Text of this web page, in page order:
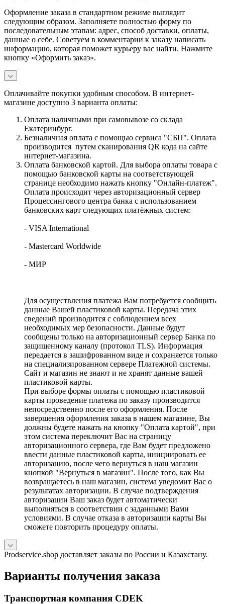
Оформление заказа в стандартном режиме выглядит
следующим образом. Заполняете полностью форму по
последовательным этапам: адрес, способ доставки, оплаты,
данные о себе. Советуем в комментарии к заказу написать
информацию, которая поможет курьеру вас найти. Нажмите
кнопку «Оформить заказ».
Оплачивайте покупки удобным способом. В интернет-
магазине доступно 3 варианта оплаты:
Оплата наличными при самовывозе со склада
Екатеринбург.
Безналичная оплата с помощью сервиса "СБП". Оплата
производится путем сканирования QR кода на сайте
интернет-магазина.
Оплата банковской картой. Для выбора оплаты товара с
помощью банковской карты на соответствующей
странице необходимо нажать кнопку "Онлайн-платеж".
Оплата происходит через авторизационный сервер
Процессингового центра банка с использованием
банковских карт следующих платёжных систем:
- VISA International
- Mastercard Worldwide
- МИР
Для осуществления платежа Вам потребуется сообщить
данные Вашей пластиковой карты. Передача этих
сведений производится с соблюдением всех
необходимых мер безопасности. Данные будут
сообщены только на авторизационный сервер Банка по
защищенному каналу (протокол TLS). Информация
передается в зашифрованном виде и сохраняется только
на специализированном сервере Платежной системы.
Сайт и магазин не знают и не хранят данные вашей
пластиковой карты.
При выборе формы оплаты с помощью пластиковой
карты проведение платежа по заказу производится
непосредственно после его оформления. После
завершения оформления заказа в нашем магазине, Вы
должны будете нажать на кнопку "Оплата картой", при
этом система переключит Вас на страницу
авторизационного сервера, где Вам будет предложено
ввести данные пластиковой карты, инициировать ее
авторизацию, после чего вернуться в наш магазин
кнопкой "Вернуться в магазин". После того, как Вы
возвращаетесь в наш магазин, система уведомит Вас о
результатах авторизации. В случае подтверждения
авторизации Ваш заказ будет автоматически
выполняться в соответствии с заданными Вами
условиями. В случае отказа в авторизации карты Вы
сможете повторить процедуру оплаты.
Prodservice.shop доставляет заказы по России и Казахстану.
Варианты получения заказа
Транспортная компания CDEK